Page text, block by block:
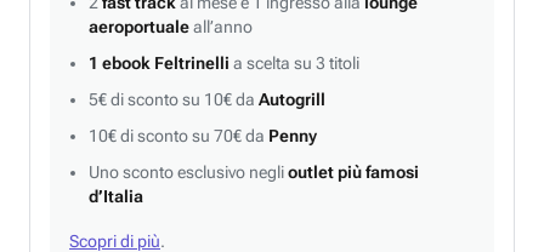
aeroportualeall’anno
1 ebook Feltrinelli a scelta su 3 titoli
5€ di sconto su 10€ da Autogrill
10€ di sconto su 70€ da Penny
Uno sconto esclusivo neglioutlet più famosi
d’Italia
Scopri di più.